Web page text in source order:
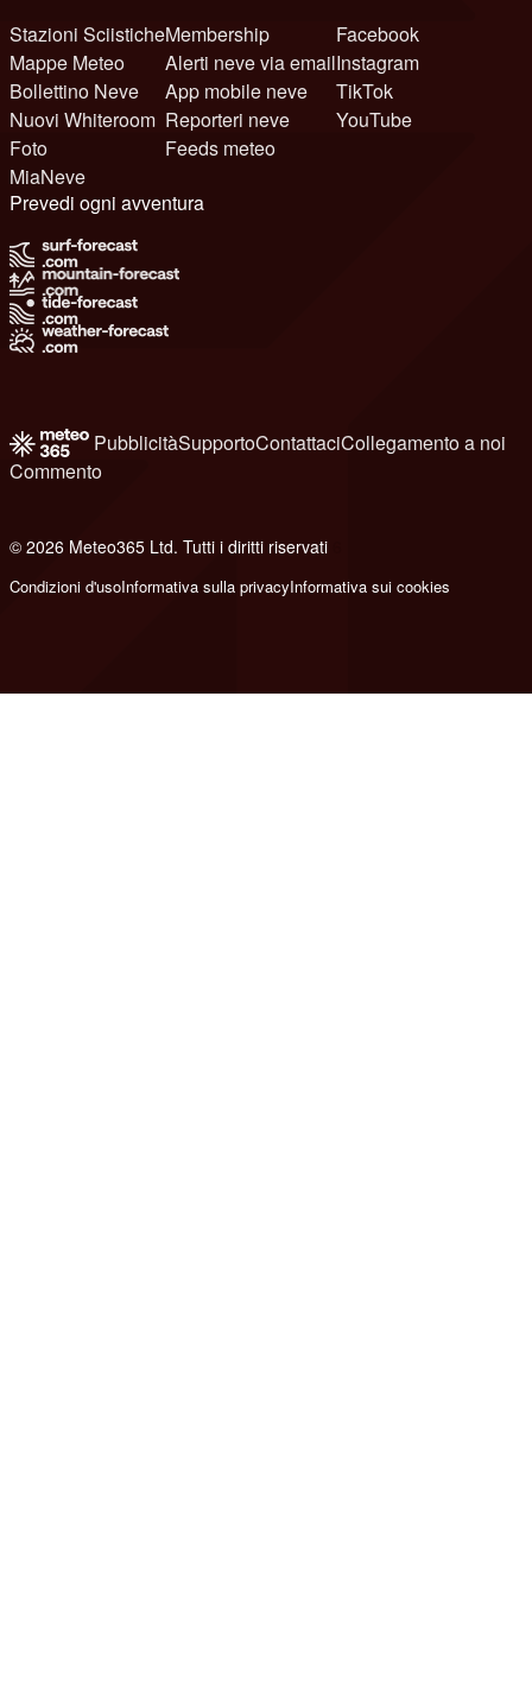
Stazioni Sciistiche
Mappe Meteo
Bollettino Neve
Nuovi Whiteroom
Foto
MiaNeve
Membership
Alerti neve via email
App mobile neve
Reporteri neve
Feeds meteo
Facebook
Instagram
TikTok
YouTube
Prevedi ogni avventura
PubblicitàSupportoContattaciCollegamento a noi
Commento
© 2026 Meteo365 Ltd. Tutti i diritti riservati
Condizioni d'usoInformativa sulla privacyInformativa sui cookies